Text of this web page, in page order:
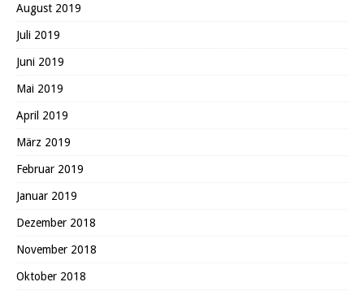
August 2019
Juli 2019
Juni 2019
Mai 2019
April 2019
März 2019
Februar 2019
Januar 2019
Dezember 2018
November 2018
Oktober 2018